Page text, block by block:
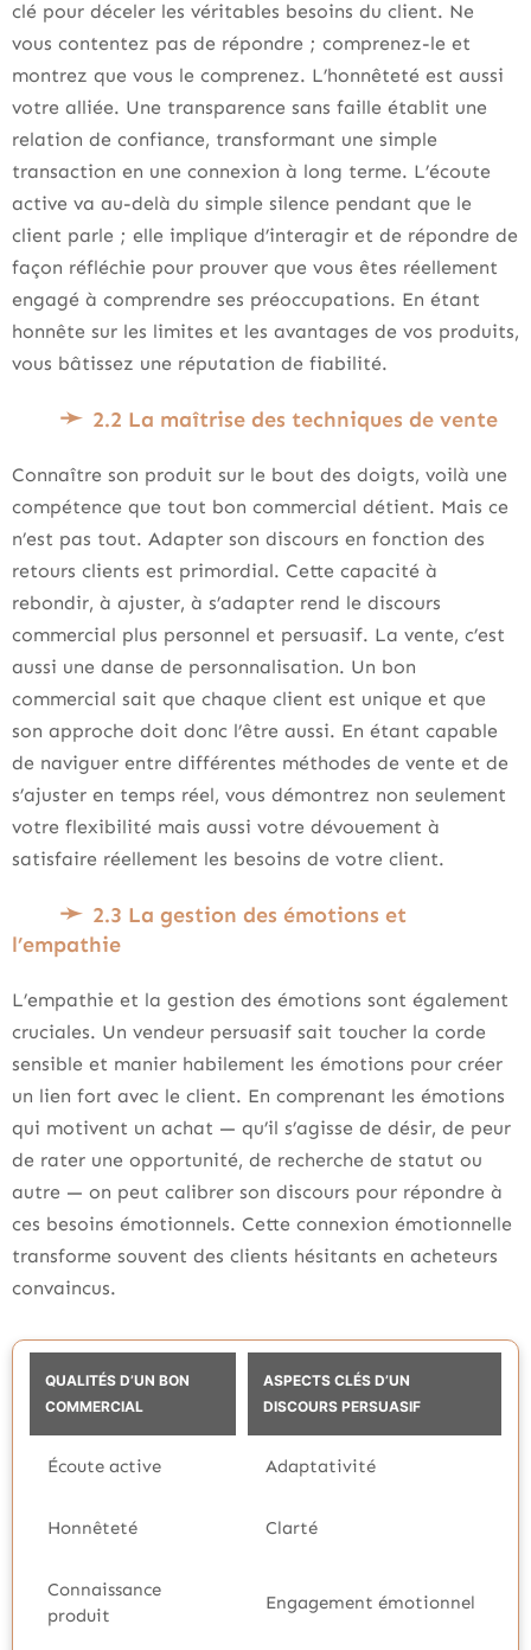
clé pour déceler les véritables besoins du client. Ne
vous contentez pas de répondre ; comprenez-le et
montrez que vous le comprenez. L’honnêteté est aussi
votre alliée. Une transparence sans faille établit une
relation de confiance, transformant une simple
transaction en une connexion à long terme. L’écoute
active va au-delà du simple silence pendant que le
client parle ; elle implique d’interagir et de répondre de
façon réfléchie pour prouver que vous êtes réellement
engagé à comprendre ses préoccupations. En étant
honnête sur les limites et les avantages de vos produits,
vous bâtissez une réputation de fiabilité.
2.2 La maîtrise des techniques de vente
Connaître son produit sur le bout des doigts, voilà une
compétence que tout bon commercial détient. Mais ce
n’est pas tout. Adapter son discours en fonction des
retours clients est primordial. Cette capacité à
rebondir, à ajuster, à s’adapter rend le discours
commercial plus personnel et persuasif. La vente, c’est
aussi une danse de personnalisation. Un bon
commercial sait que chaque client est unique et que
son approche doit donc l’être aussi. En étant capable
de naviguer entre différentes méthodes de vente et de
s’ajuster en temps réel, vous démontrez non seulement
votre flexibilité mais aussi votre dévouement à
satisfaire réellement les besoins de votre client.
2.3 La gestion des émotions et
l’empathie
L’empathie et la gestion des émotions sont également
cruciales. Un vendeur persuasif sait toucher la corde
sensible et manier habilement les émotions pour créer
un lien fort avec le client. En comprenant les émotions
qui motivent un achat — qu’il s’agisse de désir, de peur
de rater une opportunité, de recherche de statut ou
autre — on peut calibrer son discours pour répondre à
ces besoins émotionnels. Cette connexion émotionnelle
transforme souvent des clients hésitants en acheteurs
convaincus.
QUALITÉS D’UN BON
COMMERCIAL
ASPECTS CLÉS D’UN
DISCOURS PERSUASIF
Écoute active Adaptativité
Honnêteté Clarté
Connaissance
produit
Engagement émotionnel